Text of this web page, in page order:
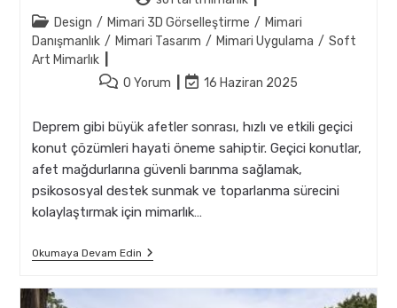
author:
Post
category:
Design / Mimari 3D Görselleştirme / Mimari
Danışmanlık / Mimari Tasarım / Mimari Uygulama / Soft
Art Mimarlık
Post0 Yorum
Post16 Haziran 2025
Deprem gibi büyük afetler sonrası, hızlı ve etkili geçici
konut çözümleri hayati öneme sahiptir. Geçici konutlar,
afet mağdurlarına güvenli barınma sağlamak,
psikososyal destek sunmak ve toparlanma sürecini
kolaylaştırmak için mimarlık…
Okumaya Devam EdinAfet